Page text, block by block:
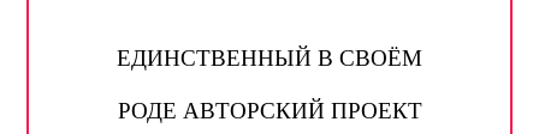
ЕДИНСТВЕННЫЙ В СВОЁМ
РОДЕ АВТОРСКИЙ ПРОЕКТ